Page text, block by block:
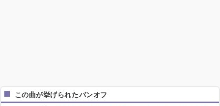
この曲が挙げられたバンオフ